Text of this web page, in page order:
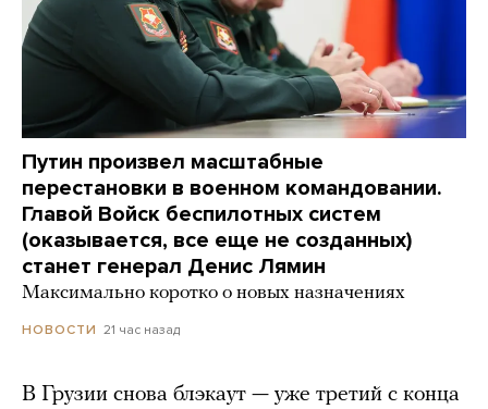
Путин произвел масштабные
перестановки в военном командовании.
Главой Войск беспилотных систем
(оказывается, все еще не созданных)
станет генерал Денис Лямин
Максимально коротко о новых назначениях
НОВОСТИ 21 час назад
В Грузии снова блэкаут — уже третий с конца